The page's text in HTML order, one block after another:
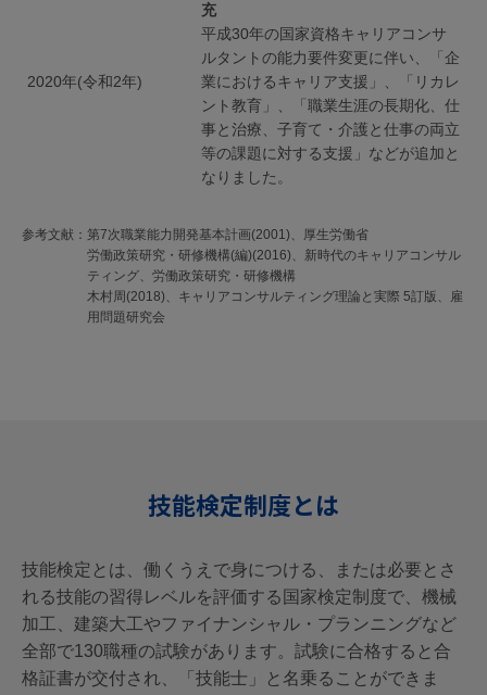
2020年(令和2年)
充
平成30年の国家資格キャリアコンサ
ルタントの能力要件変更に伴い、「企
業におけるキャリア支援」、「リカレ
ント教育」、「職業生涯の長期化、仕
事と治療、子育て・介護と仕事の両立
等の課題に対する支援」などが追加と
なりました。
参考文献： 第7次職業能力開発基本計画(2001)、厚生労働省
労働政策研究・研修機構(編)(2016)、新時代のキャリアコンサル
ティング、労働政策研究・研修機構
木村周(2018)、キャリアコンサルティング理論と実際 5訂版、雇
用問題研究会
技能検定制度とは
技能検定とは、働くうえで身につける、または必要とさ
れる技能の習得レベルを評価する国家検定制度で、機械
加工、建築大工やファイナンシャル・プランニングなど
全部で130職種の試験があります。試験に合格すると合
格証書が交付され、「技能士」と名乗ることができま